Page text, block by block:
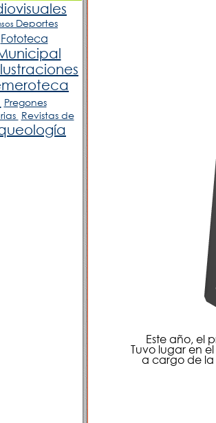
Deportes
Fototeca
Pregones
Revistas de
Este año, el
Tuvo lugar en
a cargo de la